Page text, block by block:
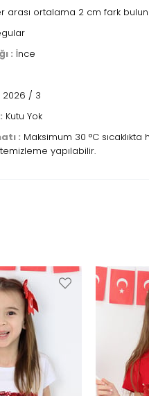
arası ortalama 2 cm fark
: İnce
2026 / 3
Kutu Yok
: Maksimum 30 °C sıcaklıkta
yapılabilir.